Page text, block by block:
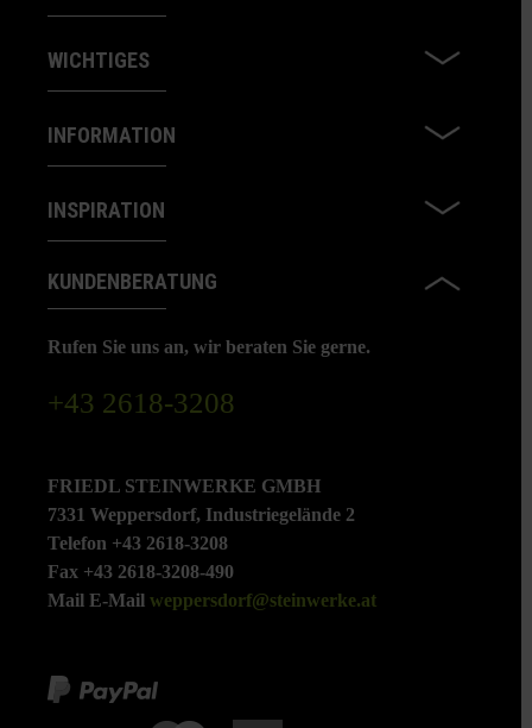
WICHTIGES
INFORMATION
INSPIRATION
KUNDENBERATUNG
Rufen Sie uns an, wir beraten Sie gerne.
+43 2618-3208
FRIEDL STEINWERKE GMBH
7331 Weppersdorf, Industriegelände 2
Telefon +43 2618-3208
Fax +43 2618-3208-490
Mail E-Mail weppersdorf@steinwerke.at